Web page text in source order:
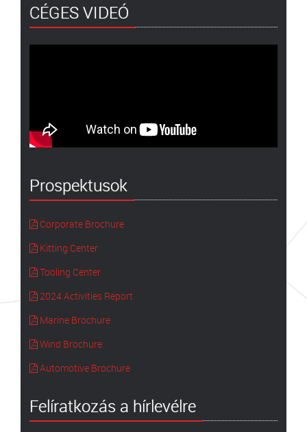
CÉGES VIDEÓ
Prospektusok
Corporate Brochure
Kitting Center
Tooling Center
2024 Activities Report
Marine Brochure
Wind Brochure
Automotive Brochure
Felíratkozás a hírlevélre